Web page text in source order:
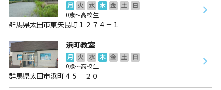
月 火 水 木 金 土
日
0歳～高校生
群馬県太田市東矢島町１２７４－１
浜町教室
月 火 水 木 金 土
日
0歳～高校生
群馬県太田市浜町４５－２０